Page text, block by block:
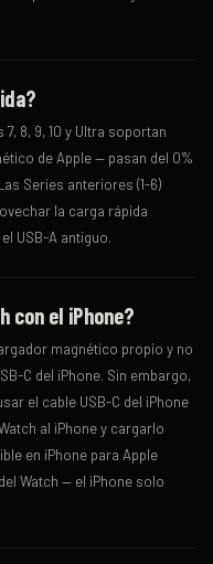
7, 8, 9, 10 y Ultra soportan
de Apple — pasan del 0%
Series anteriores (1-6)
la carga rápida
USB-A antiguo.
con el iPhone?
magnético propio y no
C del iPhone. Sin embargo,
el cable USB-C del iPhone
al iPhone y cargarlo
en iPhone para Apple
Watch — el iPhone solo